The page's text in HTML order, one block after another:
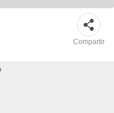
Compartir